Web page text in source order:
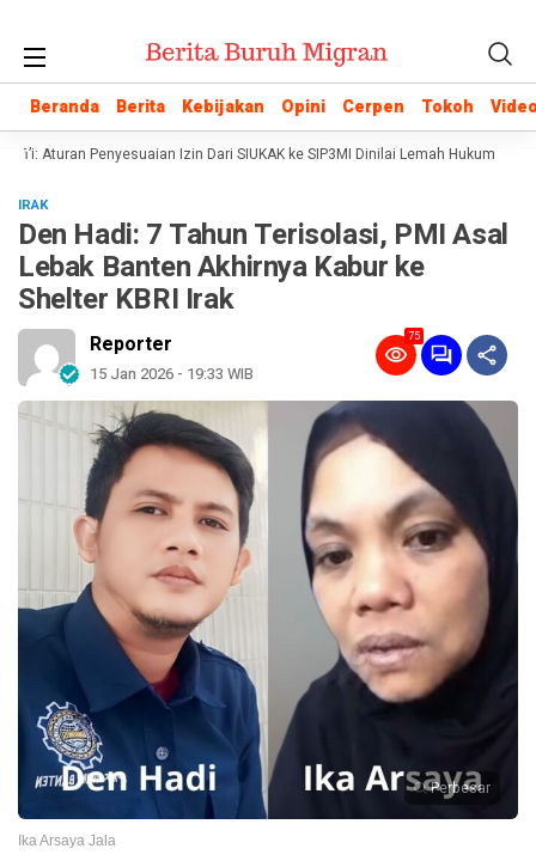
Beranda Berita Kebijakan Opini Cerpen Tokoh
Beranda Berita Kebijakan Opini Cerpen Tokoh
Aturan Penyesuaian Izin Dari SIUKAK ke SIP3MI Dinilai Lemah Hukum
IRAK
Den Hadi: 7 Tahun Terisolasi, PMI Asal
Lebak Banten Akhirnya Kabur ke
Shelter KBRI Irak
Reporter
15 Jan 2026 - 19:33 WIB
75
Perbesar
Ika Arsaya Jala